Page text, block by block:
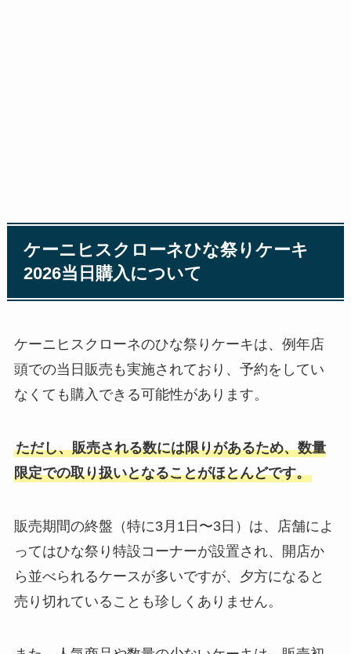
ケーニヒスクローネひな祭りケーキ
2026当日購入について
ケーニヒスクローネのひな祭りケーキは、例年店
頭での当日販売も実施されており、予約をしてい
なくても購入できる可能性があります。
ただし、販売される数には限りがあるため、数量
限定での取り扱いとなることがほとんどです。
販売期間の終盤（特に3月1日〜3日）は、店舗によ
ってはひな祭り特設コーナーが設置され、開店か
ら並べられるケースが多いですが、夕方になると
売り切れていることも珍しくありません。